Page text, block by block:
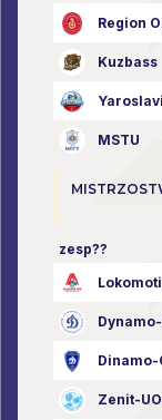
Region
Kuzbass
MSTU
zesp??
Dinamo-
Zenit-